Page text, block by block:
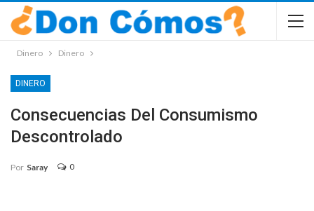
Dinero Dinero
DINERO
Consecuencias Del Consumismo
Descontrolado
Por Saray 0